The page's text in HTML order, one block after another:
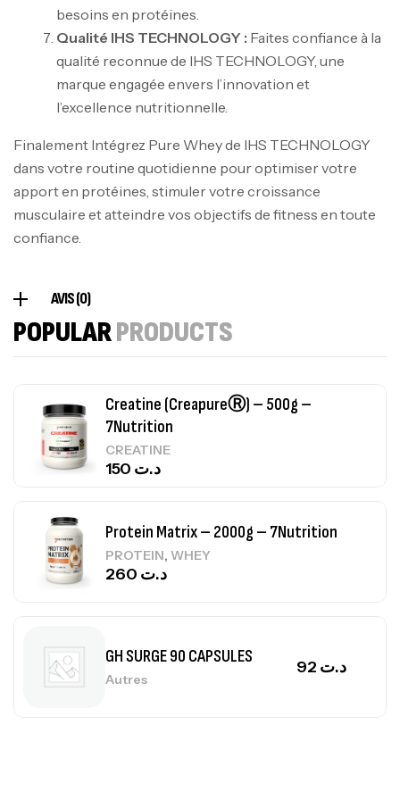
besoins en protéines.
Qualité IHS TECHNOLOGY : Faites confiance à la
qualité reconnue de IHS TECHNOLOGY, une
marque engagée envers l’innovation et
l’excellence nutritionnelle.
Finalement Intégrez Pure Whey de IHS TECHNOLOGY
dans votre routine quotidienne pour optimiser votre
apport en protéines, stimuler votre croissance
musculaire et atteindre vos objectifs de fitness en toute
confiance.
AVIS (0)
POPULARPRODUCTS
Mega Creatine CREAPURE – 306 Gr –
Biotech USA
CREATINE
100% Pure Whey – 2,27kg – BIOTECHUSA
Autres
د.ت
Autres
د.ت
Creatine (CreapureⓇ) – 500g –
7Nutrition
CREATINE
د.ت
Protein Matrix – 2000g – 7Nutrition
PROTEIN,WHEY
د.ت
GH SURGE 90 CAPSULES
Autres
د.ت